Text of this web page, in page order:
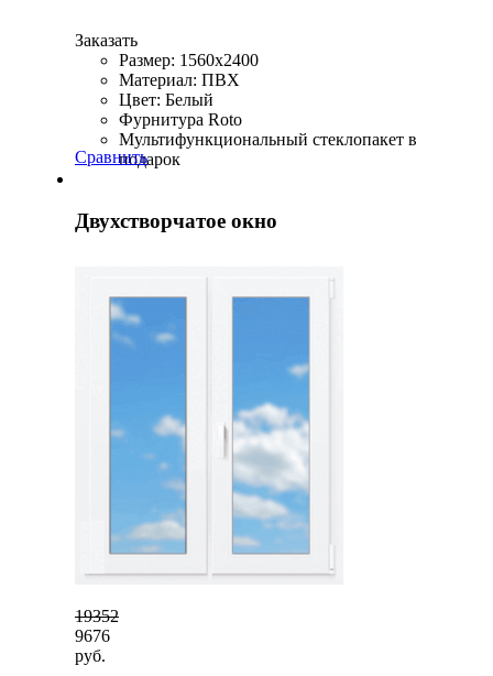
Заказать
Размер: 1560x2400
Материал: ПВХ
Цвет: Белый
Фурнитура Roto
Мультифункциональный стеклопакет в
подарок
Сравнить
Двухстворчатое окно
19352
9676
руб.